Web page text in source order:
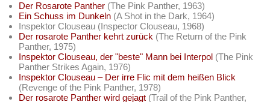
Der Rosarote Panther (The Pink Panther, 1963)
Ein Schuss im Dunkeln (A Shot in the Dark, 1964)
Inspektor Clouseau (Inspector Clouseau, 1968)
Der rosarote Panther kehrt zurück (The Return of the Pink
Panther, 1975)
Inspektor Clouseau, der "beste" Mann bei Interpol (The Pink
Panther Strikes Again, 1976)
Inspektor Clouseau – Der irre Flic mit dem heißen Blick
(Revenge of the Pink Panther, 1978)
Der rosarote Panther wird gejagt (Trail of the Pink Panther,